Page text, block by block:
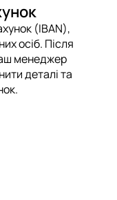
(IBAN),
осіб. Після
менеджер
деталі та